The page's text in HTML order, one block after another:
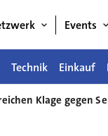
Events
Technik Einkauf
Klage gegen